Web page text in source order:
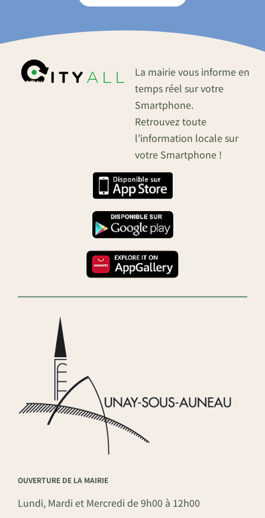
La mairie vous informe en
temps réel sur votre
Smartphone.
Retrouvez toute
l’information locale sur
votre Smartphone !
OUVERTURE DE LA MAIRIE
Lundi, Mardi et Mercredi de 9h00 à 12h00